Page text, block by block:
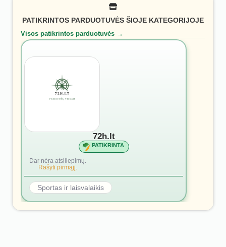
PATIKRINTOS PARDUOTUVĖS ŠIOJE KATEGORIJOJE
Visos patikrintos parduotuvės →
72h.lt
PATIKRINTA
Dar nėra atsiliepimų.
Rašyti pirmąjį.
Sportas ir laisvalaikis